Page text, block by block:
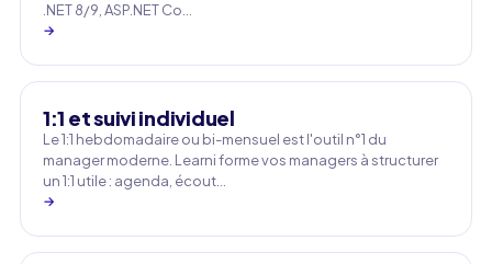
.NET 8/9, ASP.NET Co…
→
1:1 et suivi individuel
Le 1:1 hebdomadaire ou bi-mensuel est l'outil n°1 du
manager moderne. Learni forme vos managers à structurer
un 1:1 utile : agenda, écout…
→